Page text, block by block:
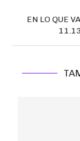
EN LO QUE